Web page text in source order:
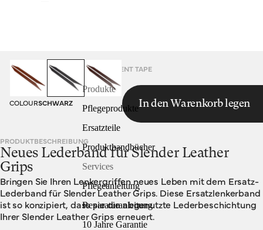
Produkte
Pflegeprodukte
Ersatzteile
Produkthandbücher
Services
Pflegeanleitung
Reparaturanleitung
10 Jahre Garantie
HOMEPAGE LEATHER REPLACEMENT TAPE
COLOURSCHWARZ In den Warenkorb legen
PRODUKTBESCHREIBUNG
Neues Lederband für Slender Leather
Grips
Bringen Sie Ihren Lenkergriffen neues Leben mit dem Ersatz-
Lederband für Slender Leather Grips. Diese Ersatzlenkerband
ist so konzipiert, dass sie die abgenutzte Lederbeschichtung
Ihrer Slender Leather Grips erneuert.